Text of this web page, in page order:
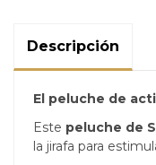
Descripción
El peluche de
Este peluche de
la jirafa para